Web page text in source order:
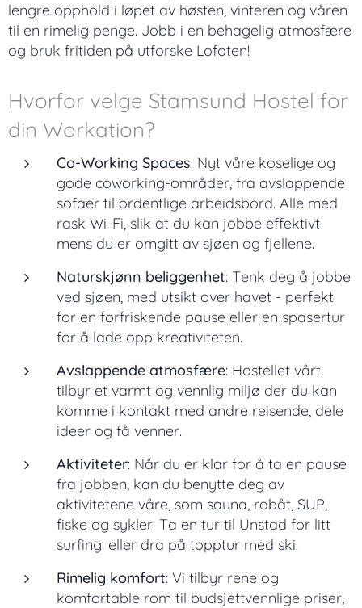
lengre opphold i løpet av høsten, vinteren og våren
til en rimelig penge. Jobb i en behagelig atmosfære
og bruk fritiden på utforske Lofoten!
Hvorfor velge Stamsund Hostel for
din Workation?
Co-Working Spaces: Nyt våre koselige og
gode coworking-områder, fra avslappende
sofaer til ordentlige arbeidsbord. Alle med
rask Wi-Fi, slik at du kan jobbe effektivt
mens du er omgitt av sjøen og fjellene.
Naturskjønn beliggenhet: Tenk deg å jobbe
ved sjøen, med utsikt over havet - perfekt
for en forfriskende pause eller en spasertur
for å lade opp kreativiteten.
Avslappende atmosfære: Hostellet vårt
tilbyr et varmt og vennlig miljø der du kan
komme i kontakt med andre reisende, dele
ideer og få venner.
Aktiviteter: Når du er klar for å ta en pause
fra jobben, kan du benytte deg av
aktivitetene våre, som sauna, robåt, SUP,
fiske og sykler. Ta en tur til Unstad for litt
surfing! eller dra på topptur med ski.
Rimelig komfort: Vi tilbyr rene og
komfortable rom til budsjettvennlige priser,